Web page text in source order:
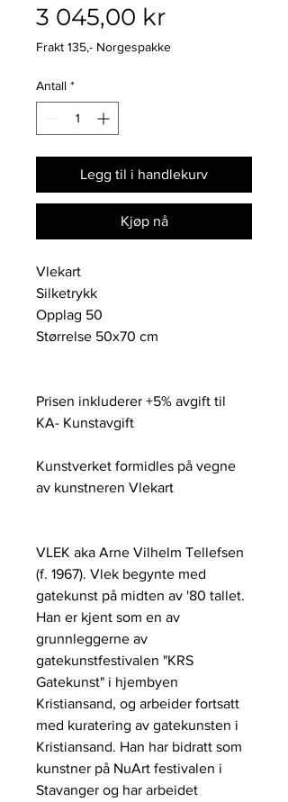
3 045,00 krPris
Frakt 135,- Norgespakke
Antall *
Legg til i handlekurv
Kjøp nå
Vlekart
Silketrykk
Opplag 50
Størrelse 50x70 cm
Prisen inkluderer +5% avgift til
KA- Kunstavgift
Kunstverket formidles på vegne
av kunstneren Vlekart
VLEK aka Arne Vilhelm Tellefsen
(f. 1967). Vlek begynte med
gatekunst på midten av '80 tallet.
Han er kjent som en av
grunnleggerne av
gatekunstfestivalen "KRS
Gatekunst" i hjembyen
Kristiansand, og arbeider fortsatt
med kuratering av gatekunsten i
Kristiansand. Han har bidratt som
kunstner på NuArt festivalen i
Stavanger og har arbeidet